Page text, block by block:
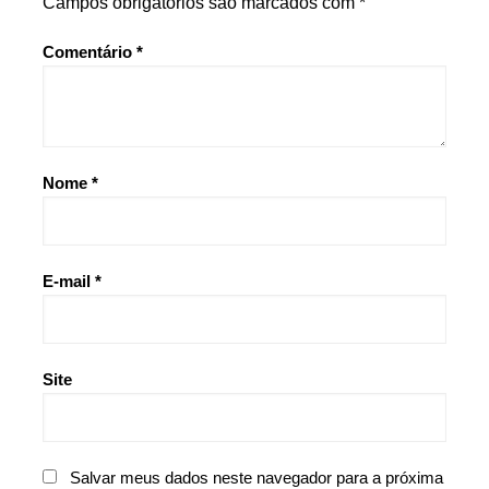
Comentário *
Nome *
E-mail *
Site
Salvar meus dados neste navegador para a próxima